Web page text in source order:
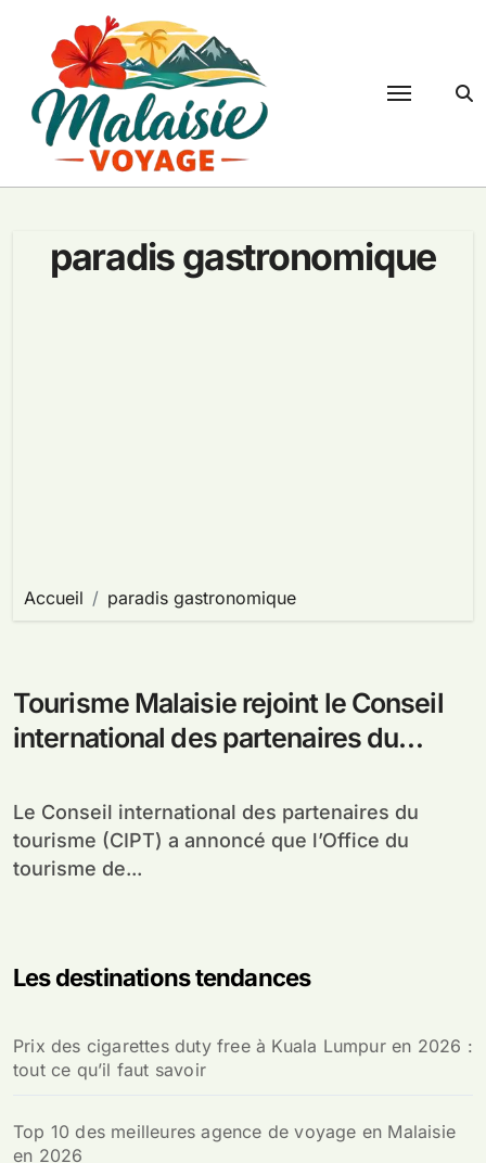
contenu
paradis gastronomique
Accueil paradis gastronomique
Tourisme Malaisie rejoint le Conseil
international des partenaires du
Le Conseil international des partenaires du
tourisme (CIPT) a annoncé que l’Office du
tourisme de...
Les destinations tendances
Prix des cigarettes duty free à Kuala Lumpur en 2026 :
tout ce qu’il faut savoir
Top 10 des meilleures agence de voyage en Malaisie
en 2026